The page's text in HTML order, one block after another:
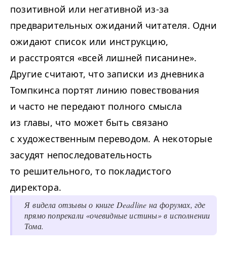
позитивной или негативной из-за
предварительных ожиданий читателя. Одни
ожидают список или инструкцию,
и расстроятся «всей лишней писанине».
Другие считают, что записки из дневника
Томпкинса портят линию повествования
и часто не передают полного смысла
из главы, что может быть связано
с художественным переводом. А некоторые
засудят непоследовательность
то решительного, то покладистого
директора.
Я видела отзывы о книге Deadline на форумах, где
прямо попрекали «очевидные истины» в исполнении
Тома.